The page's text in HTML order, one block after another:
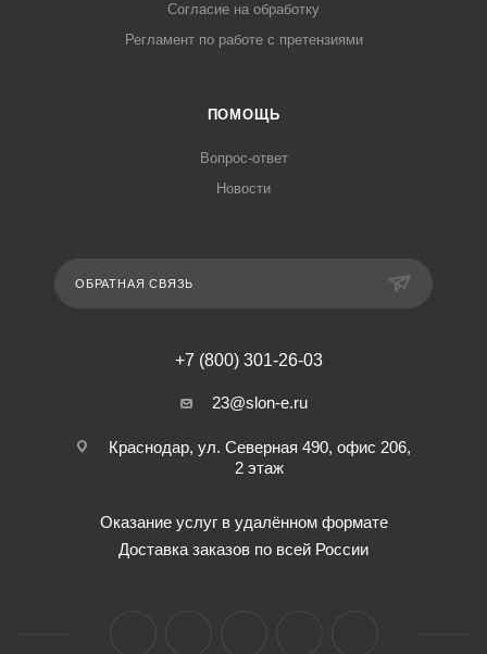
Согласие на обработку
Регламент по работе с претензиями
ПОМОЩЬ
Вопрос-ответ
Новости
ОБРАТНАЯ СВЯЗЬ
+7 (800) 301-26-03
23@slon-e.ru
Краснодар, ул. Северная 490, офис 206,
2 этаж
Оказание услуг в удалённом формате
Доставка заказов по всей России